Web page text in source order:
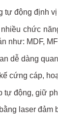
tự động định
chức
như: MDF,
dễ dàng
cứng cáp,
tự động, giữ
laser đảm